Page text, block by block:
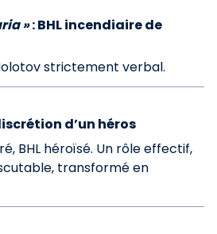
»: BHL incendiaire de
strictement verbal.
d’un héros
BHL héroïsé. Un rôle effectif,
transformé en